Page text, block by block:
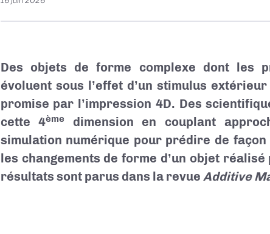
Des objets de forme complexe dont les
évoluent sous l’effet d’un stimulus
promise par l’impression 4D. Des
cette 4ème
dimension en couplant
simulation numérique pour prédire de
les changements de forme d’un objet
résultats sont parus dans la revue Additive